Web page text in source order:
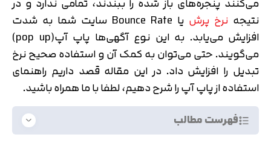
نتیجه نرخ پرش
یا Bounce Rate سایت شما به شدت
افزایش می‌یابد. به این نوع آگهی‌ها پاپ آپ(pop up)
می‌گویند. حتی می‌توان به کمک آن و استفاده صحیح نرخ
تبدیل را افزایش داد. در این مقاله قصد داریم راهنمای
استفاده از پاپ آپ را شرح دهیم، لطفا با ما همراه باشید.
فهرست مطالب